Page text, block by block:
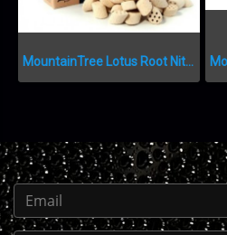
MountainTree Lotus Root Nitro Ring II MTF209